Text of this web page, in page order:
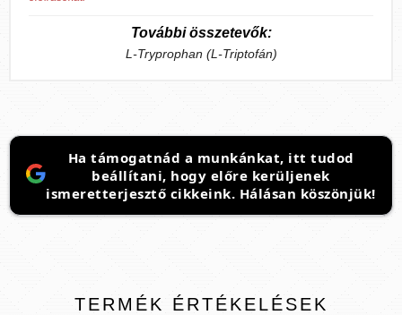
További összetevők:
L-Tryprophan (L-Triptofán)
Ha támogatnád a munkánkat, itt tudod
beállítani, hogy előre kerüljenek
ismeretterjesztő cikkeink. Hálásan köszönjük!
TERMÉK ÉRTÉKELÉSEK